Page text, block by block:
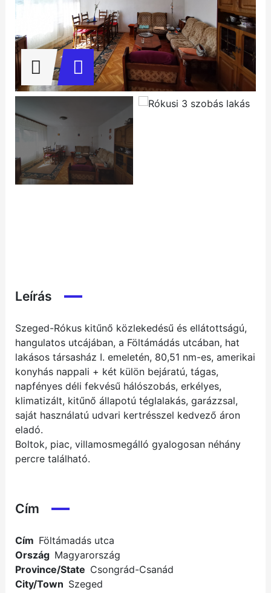
Leírás
Szeged-Rókus kitűnő közlekedésű és ellátottságú,
hangulatos utcájában, a Föltámádás utcában, hat
lakásos társasház I. emeletén, 80,51 nm-es, amerikai
konyhás nappali + két külön bejáratú, tágas,
napfényes déli fekvésű hálószobás, erkélyes,
klimatizált, kitűnő állapotú téglalakás, garázzsal,
saját használatú udvari kertrésszel kedvező áron
eladó.
Boltok, piac, villamosmegálló gyalogosan néhány
percre található.
Cím
Cím Föltámadás utca
Ország Magyarország
Province/State Csongrád-Csanád
City/Town Szeged